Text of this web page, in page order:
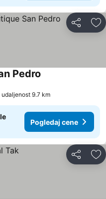
Deli
Pedro
9.7 km
Pogledaj cene
Deli